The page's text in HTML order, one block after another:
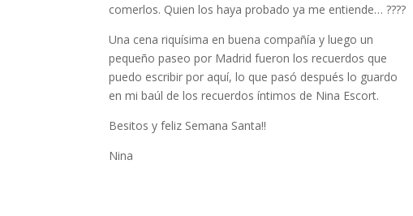
comerlos. Quien los haya probado ya me entiende… ????
Una cena riquísima en buena compañía y luego un
pequeño paseo por Madrid fueron los recuerdos que
puedo escribir por aquí, lo que pasó después lo guardo
en mi baúl de los recuerdos íntimos de Nina Escort.
Besitos y feliz Semana Santa!!
Nina